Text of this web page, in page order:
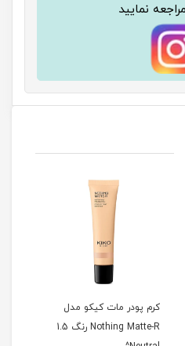
نمایید
کرم پودر مات کیکو مدل
Nothing Matte-R رنگ 1.5